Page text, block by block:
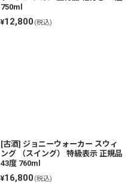
750ml
¥12,800(税込)
[古酒] ジョニーウォーカー スウィ
ング （スイング） 特級表示 正規品
43度 760ml
¥16,800(税込)